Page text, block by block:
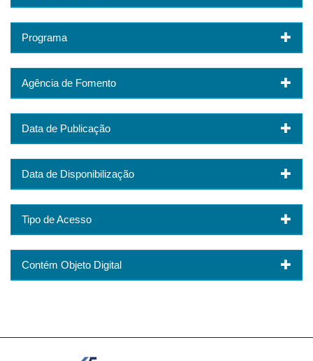
Programa
Agência de Fomento
Data de Publicação
Data de Disponibilização
Tipo de Acesso
Contém Objeto Digital